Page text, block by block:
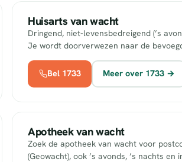
Huisarts van wacht
Dringend, niet-levensbedreigend (’s
Je wordt doorverwezen naar de
Bel 1733 Meer over 1733 →
Apotheek van wacht
Zoek de apotheek van wacht voor
(Geowacht), ook ’s avonds, ’s nachts en